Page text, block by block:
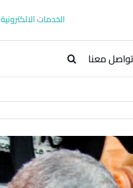
الخدمات الالكترونية
تواصل معنا